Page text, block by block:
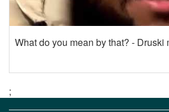
What do you mean by that? - Druski
;